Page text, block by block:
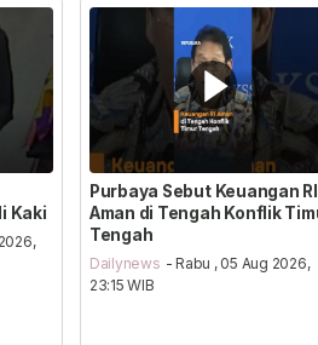
Kaki
Purbaya Sebut Keuangan RI
Aman di Tengah Konflik
Tengah
Dailynews - Rabu , 05 Aug 2026,
23:15 WIB